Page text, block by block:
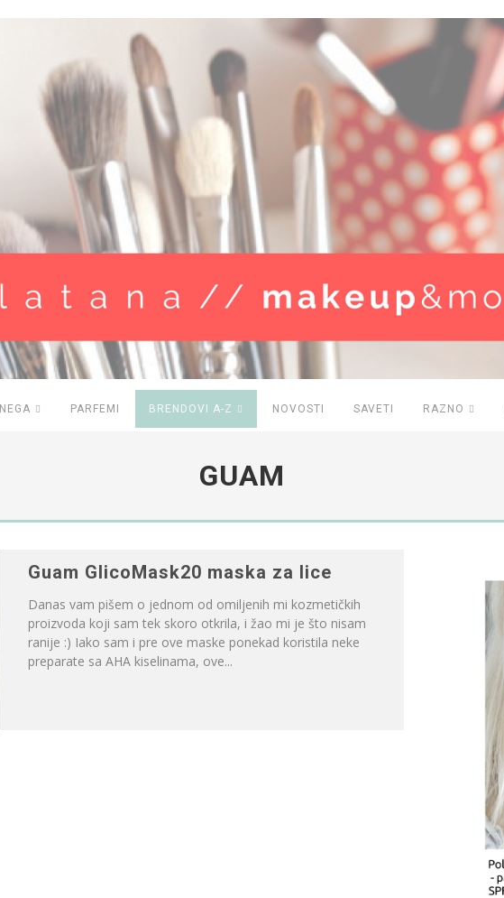
NEGA PARFEMI BRENDOVI A-Z NOVOSTI SAVETI RAZNO
GUAM
Guam GlicoMask20 maska za lice
Danas vam pišem o jednom od omiljenih mi kozmetičkih
proizvoda koji sam tek skoro otkrila, i žao mi je što nisam
ranije :) Iako sam i pre ove maske ponekad koristila neke
preparate sa AHA kiselinama, ove...